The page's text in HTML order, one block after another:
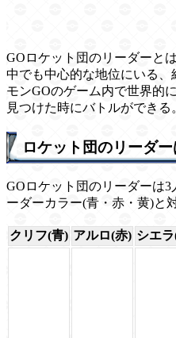
GOロケット団のリーダーと
中でも中心的な地位にいる
モンGOのゲーム内で世界的
見つけた時にバトルができる
ロケット団のリーダー
GOロケット団のリーダーは
ーダーカラー(青・赤・黄)と
クリフ(青) アルロ(赤) シエ